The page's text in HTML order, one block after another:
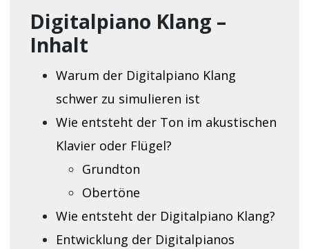
Digitalpiano Klang –
Inhalt
Warum der Digitalpiano Klang
schwer zu simulieren ist
Wie entsteht der Ton im akustischen
Klavier oder Flügel?
Grundton
Obertöne
Wie entsteht der Digitalpiano Klang?
Entwicklung der Digitalpianos